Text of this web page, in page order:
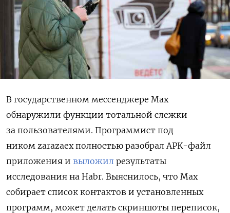
В государственном мессенджере Max
обнаружили функции тотальной слежки
за пользователями. Программист под
ником zarazaex полностью разобрал APK-файл
приложения и выложил результаты
исследования на Habr. Выяснилось, что Max
собирает список контактов и установленных
программ, может делать скриншоты переписок,